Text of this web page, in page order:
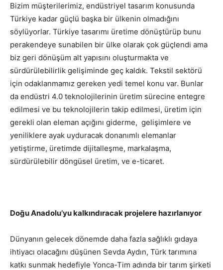
Bizim müşterilerimiz, endüstriyel tasarım konusunda
Türkiye kadar güçlü başka bir ülkenin olmadığını
söylüyorlar. Türkiye tasarımı üretime dönüştürüp bunu
perakendeye sunabilen bir ülke olarak çok güçlendi ama
biz geri dönüşüm alt yapısını oluşturmakta ve
sürdürülebilirlik gelişiminde geç kaldık. Tekstil sektörü
için odaklanmamız gereken yedi temel konu var. Bunlar
da endüstri 4.0 teknolojilerinin üretim sürecine entegre
edilmesi ve bu teknolojilerin takip edilmesi, üretim için
gerekli olan eleman açığını giderme, gelişimlere ve
yeniliklere ayak uyduracak donanımlı elemanlar
yetiştirme, üretimde dijitalleşme, markalaşma,
sürdürülebilir döngüsel üretim, ve e-ticaret.
Doğu Anadolu’yu kalkındıracak projelere hazırlanıyor
Dünyanın gelecek dönemde daha fazla sağlıklı gıdaya
ihtiyacı olacağını düşünen Sevda Aydın, Türk tarımına
katkı sunmak hedefiyle Yonca-Tim adında bir tarım şirketi